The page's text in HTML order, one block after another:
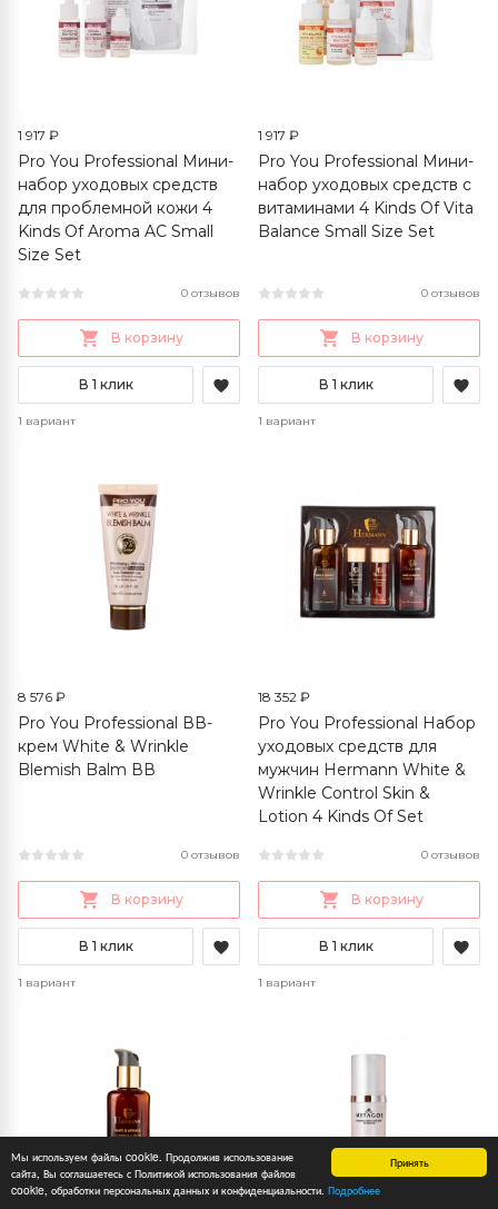
Принять
Мы используем файлы cookie. Продолжив использование
сайта, Вы соглашаетесь с Политикой использования файлов
cookie, обработки персональных данных и конфиденциальности. Подробнее
1 917 ₽
Pro You Professional Мини-
набор уходовых средств
для проблемной кожи 4
Kinds Of Aroma AC Small
Size Set
0 отзывов
В корзину
В 1 клик
1 вариант
1 917 ₽
Pro You Professional Мини-
набор уходовых средств с
витаминами 4 Kinds Of Vita
Balance Small Size Set
0 отзывов
В корзину
В 1 клик
1 вариант
8 576 ₽
Pro You Professional ВВ-
крем White & Wrinkle
Blemish Balm ВВ
0 отзывов
В корзину
В 1 клик
1 вариант
18 352 ₽
Pro You Professional Набор
уходовых средств для
мужчин Hermann White &
Wrinkle Control Skin &
Lotion 4 Kinds Of Set
0 отзывов
В корзину
В 1 клик
1 вариант